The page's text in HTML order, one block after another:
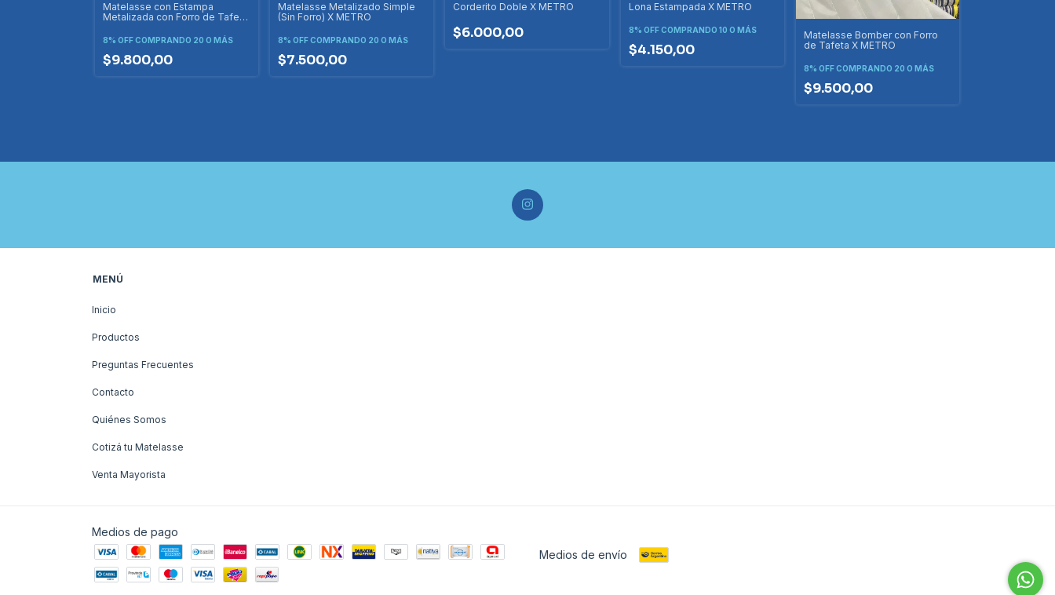
Matelasse con Estampa
Metalizada con Forro de Tafeta
8% OFFCOMPRANDO 20 O MÁS
$9.800,00
Matelasse Metalizado Simple
(Sin Forro) X METRO
8% OFFCOMPRANDO 20 O MÁS
$7.500,00
Corderito Doble X METRO
$6.000,00
Lona Estampada X METRO
8% OFF COMPRANDO 10 O MÁS
$4.150,00
Matelasse Bomber con Forro
de Tafeta X METRO
8% OFFCOMPRANDO 20 O MÁS
$9.500,00
MENÚ
Inicio
Productos
Preguntas Frecuentes
Contacto
Quiénes Somos
Cotizá tu Matelasse
Venta Mayorista
Medios de pago
Medios de envío